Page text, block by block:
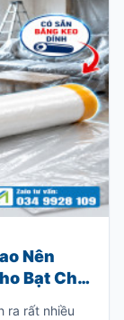
Nên
Bạt Che
ra rất nhiều